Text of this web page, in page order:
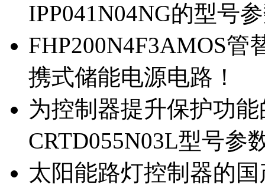
IPP041N04NG的型号
FHP200N4F3AMOS管
携式储能电源电路！
为控制器提升保护功
CRTD055N03L型号参
太阳能路灯控制器的